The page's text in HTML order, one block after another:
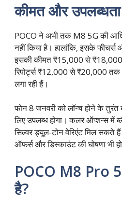
कीमत और उपलब्धता
POCO ने अभी तक M8 5G की
नहीं किया है। हालांकि, इसके
इसकी कीमत ₹15,000 से
रिपोर्ट्स ₹12,000 से ₹20,000
लगा रही हैं।
फोन 8 जनवरी को लॉन्च होने के
लिए उपलब्ध होगा। कलर ऑप्शन्स में
सिल्वर ड्यूल-टोन वेरिएंट मिल सकते
ऑफर्स और डिस्काउंट की घोषणा भी
POCO M8 Pro
है?